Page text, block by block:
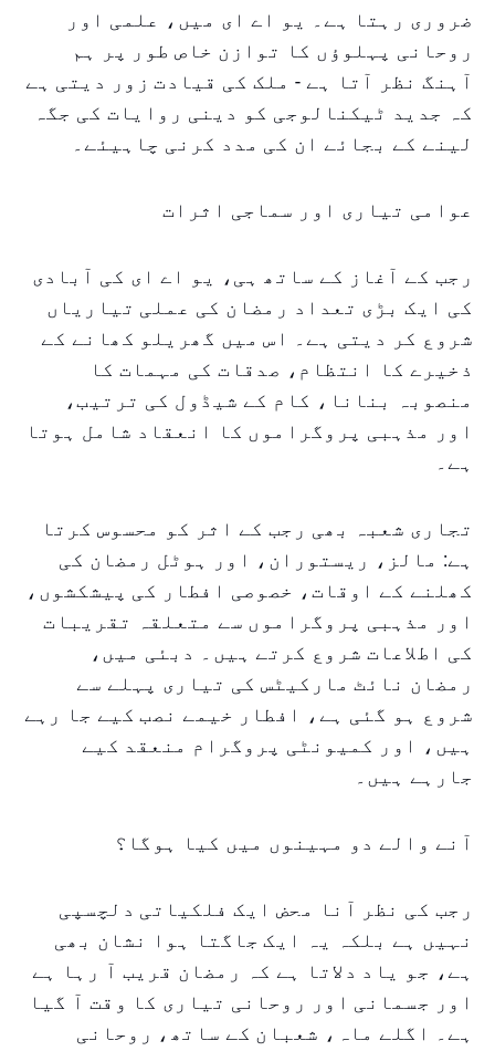
ضروری رہتا ہے۔ یو اے ای میں، علمی اور
روحانی پہلوؤں کا توازن خاص طور پر ہم
آہنگ نظر آتا ہے - ملک کی قیادت زور دیتی ہے
کہ جدید ٹیکنالوجی کو دینی روایات کی جگہ
لینے کے بجائے ان کی مدد کرنی چاہیئے۔
عوامی تیاری اور سماجی اثرات
رجب کے آغاز کے ساتھ ہی، یو اے ای کی آبادی
کی ایک بڑی تعداد رمضان کی عملی تیاریاں
شروع کر دیتی ہے۔ اس میں گھریلو کھانے کے
ذخیرے کا انتظام، صدقات کی مہمات کا
منصوبہ بنانا، کام کے شیڈول کی ترتیب،
اور مذہبی پروگراموں کا انعقاد شامل ہوتا
ہے۔
تجاری شعبہ بھی رجب کے اثر کو محسوس کرتا
ہے: مالز، ریستوران، اور ہوٹل رمضان کی
کھلنے کے اوقات، خصوصی افطار کی پیشکشوں،
اور مذہبی پروگراموں سے متعلقہ تقریبات
کی اطلاعات شروع کرتے ہیں۔ دبئی میں،
رمضان نائٹ مارکیٹس کی تیاری پہلے سے
شروع ہو گئی ہے، افطار خیمے نصب کیے جا رہے
ہیں، اور کمیونٹی پروگرام منعقد کیے
جارہے ہیں۔
آنے والے دو مہینوں میں کیا ہوگا؟
رجب کی نظر آنا محض ایک فلکیاتی دلچسپی
نہیں ہے بلکہ یہ ایک جاگتا ہوا نشان بھی
ہے، جو یاد دلاتا ہے کہ رمضان قریب آ رہا ہے
اور جسمانی اور روحانی تیاری کا وقت آ گیا
ہے۔ اگلے ماہ، شعبان کے ساتھ، روحانی